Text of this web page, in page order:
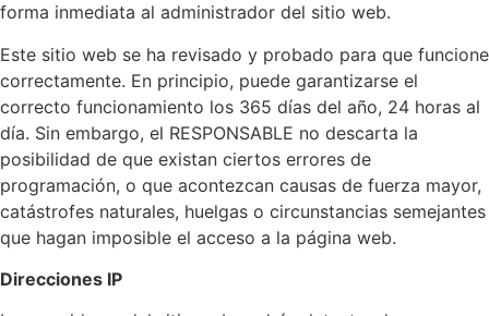
forma inmediata al administrador del sitio web.
Este sitio web se ha revisado y probado para que funcione
correctamente. En principio, puede garantizarse el
correcto funcionamiento los 365 días del año, 24 horas al
día. Sin embargo, el RESPONSABLE no descarta la
posibilidad de que existan ciertos errores de
programación, o que acontezcan causas de fuerza mayor,
catástrofes naturales, huelgas o circunstancias semejantes
que hagan imposible el acceso a la página web.
Direcciones IP